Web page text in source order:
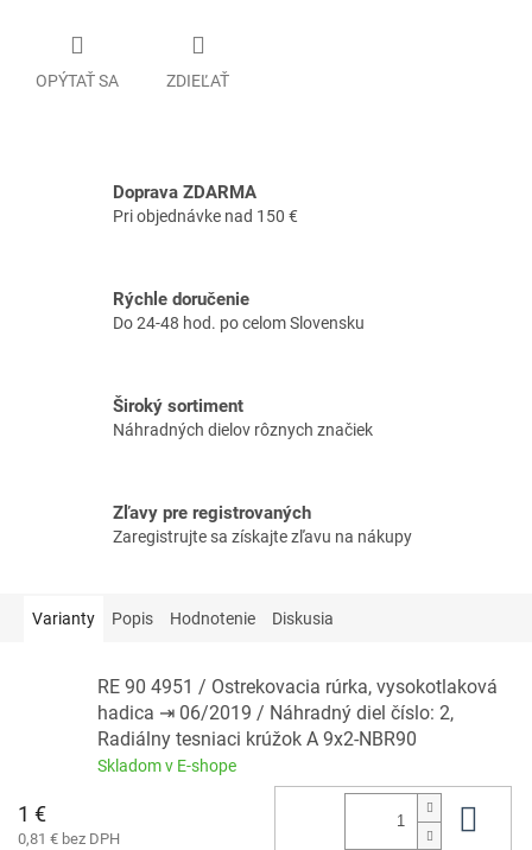
OPÝTAŤ SA ZDIEĽAŤ
Doprava ZDARMA
Pri objednávke nad 150 €
Rýchle doručenie
Do 24-48 hod. po celom Slovensku
Široký sortiment
Náhradných dielov rôznych značiek
Zľavy pre registrovaných
Zaregistrujte sa získajte zľavu na nákupy
Varianty Popis Hodnotenie Diskusia
RE 90 4951 / Ostrekovacia rúrka, vysokotlaková
hadica ⇥ 06/2019 / Náhradný diel číslo: 2,
Radiálny tesniaci krúžok A 9x2-NBR90
Skladom v E-shope
1 €
0,81 € bez DPH